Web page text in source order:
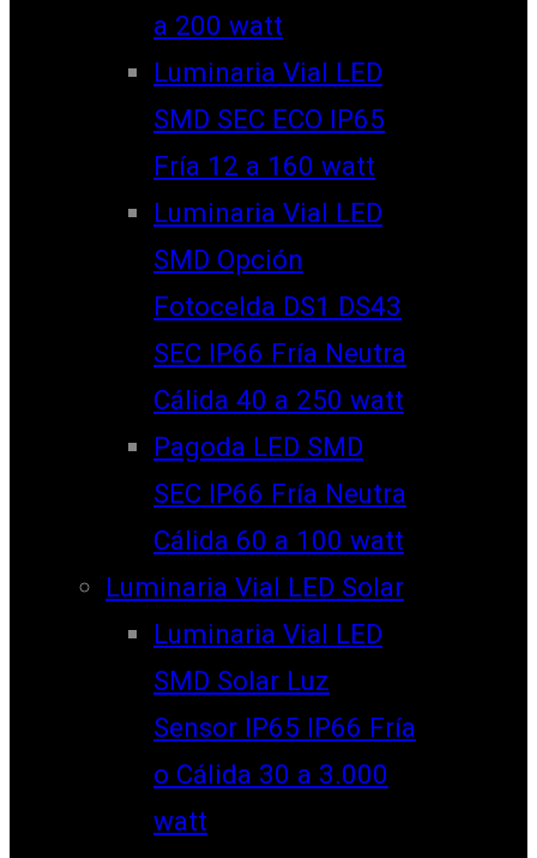
a 200 watt
Luminaria Vial LED
SMD SEC ECO IP65
Fría 12 a 160 watt
Luminaria Vial LED
SMD Opción
Fotocelda DS1 DS43
SEC IP66 Fría Neutra
Cálida 40 a 250 watt
Pagoda LED SMD
SEC IP66 Fría Neutra
Cálida 60 a 100 watt
Luminaria Vial LED Solar
Luminaria Vial LED
SMD Solar Luz
Sensor IP65 IP66 Fría
o Cálida 30 a 3.000
watt